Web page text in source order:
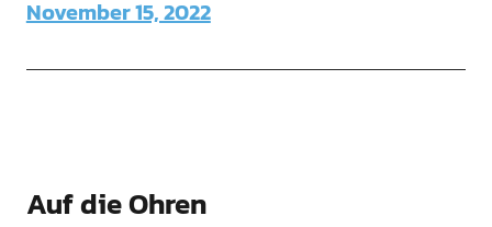
November 15, 2022
Auf die Ohren